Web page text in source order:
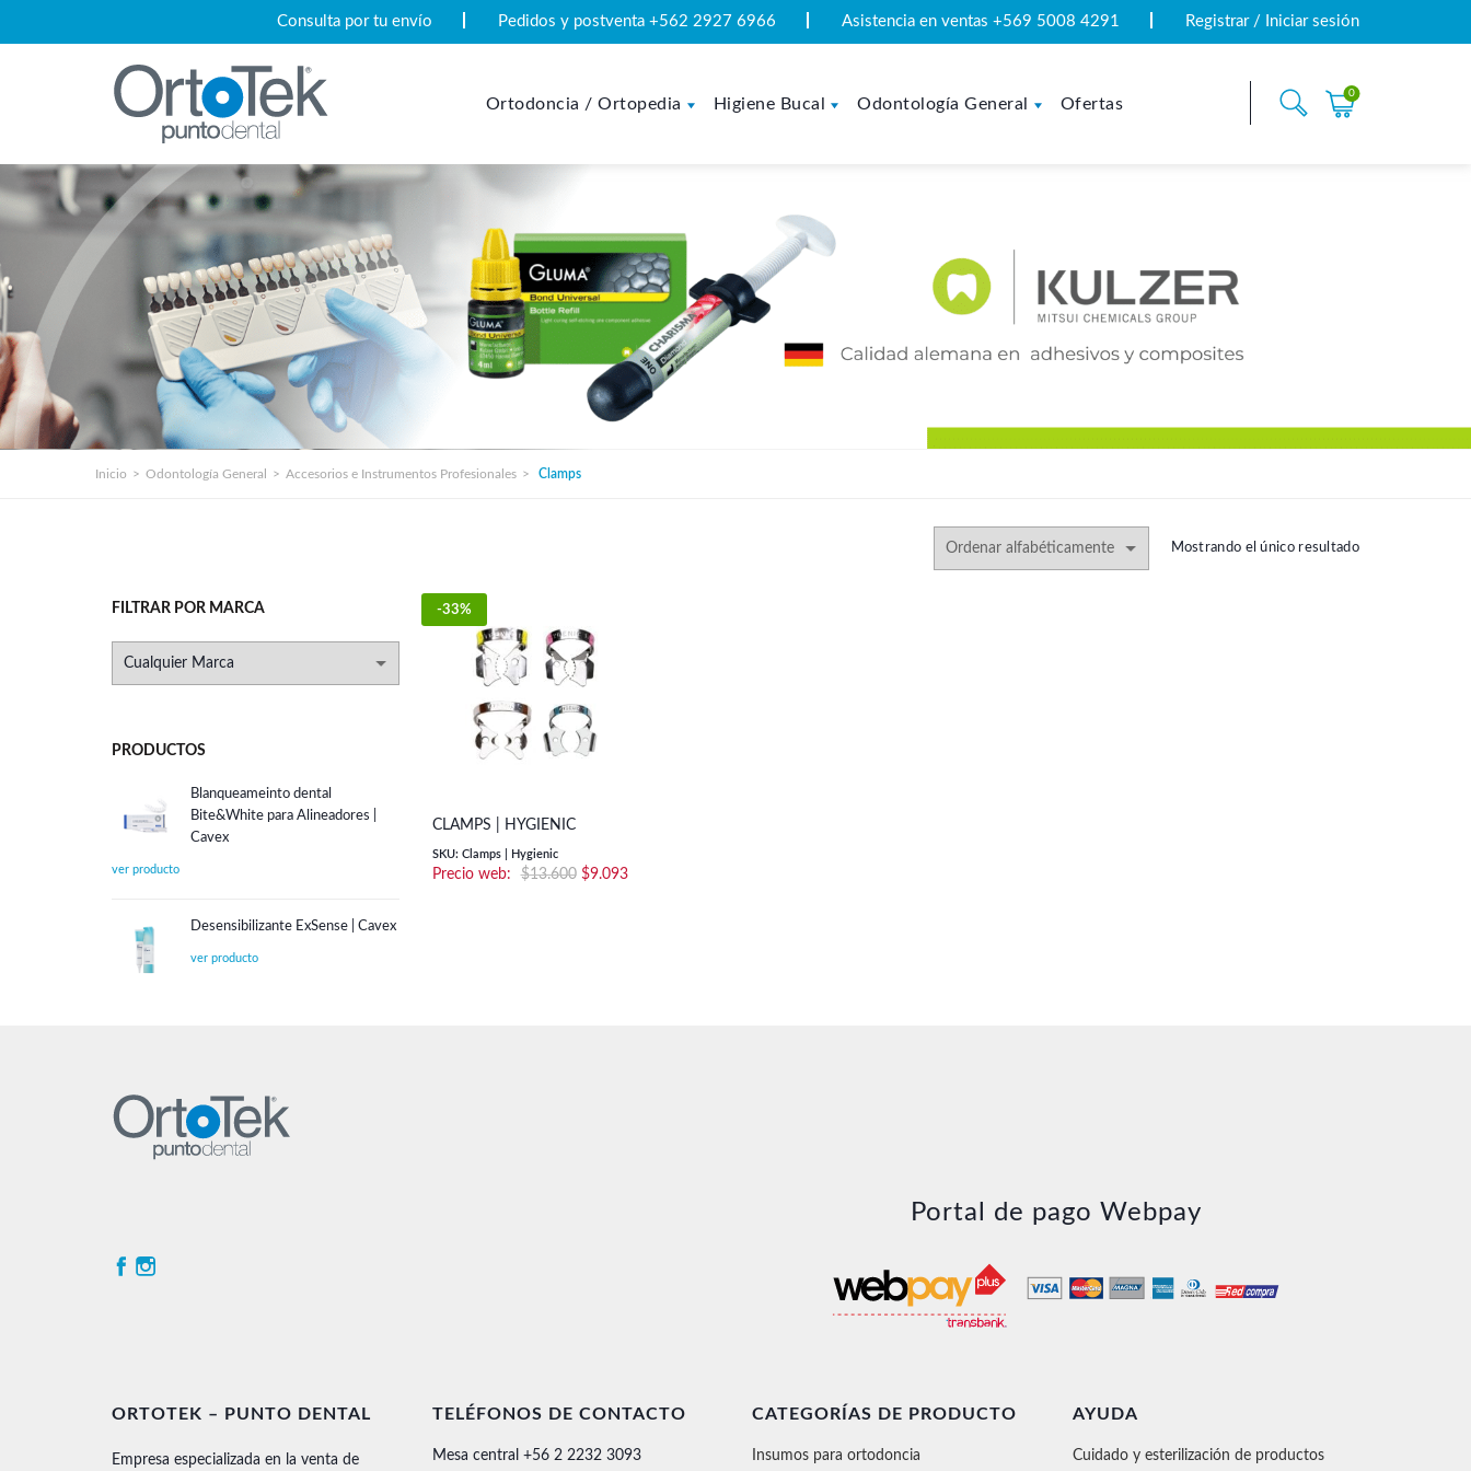
Consulta por tu envío Pedidos y postventa +562 2927 6966 Asistencia en ventas +569 5008 4291 Registrar / Iniciar sesión
Ortodoncia / Ortopedia Higiene Bucal Odontología General Ofertas
0
Inicio Odontología General Accesorios e Instrumentos Profesionales Clamps
Mostrando el único resultado
-33%
CLAMPS | HYGIENIC
SKU: Clamps | Hygienic
$13.600 El
$9.093El
FILTRAR POR MARCA
PRODUCTOS
Blanqueameinto dental
Bite&White para Alineadores |
Cavex
Desensibilizante ExSense | Cavex
Portal de pago Webpay
ORTOTEK – PUNTO DENTAL
Empresa especializada en la venta de
TELÉFONOS DE CONTACTO
Mesa central +56 2 2232 3093
CATEGORÍAS DE PRODUCTO
Insumos para ortodoncia
AYUDA
Cuidado y esterilización de productos